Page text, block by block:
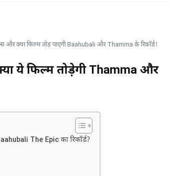
क्या फिल्म तोड़ पाएगी Baahubali और Thamma के रिकॉर्ड!
ये फिल्म तोड़ेगी Thamma और
The Epic का रिकॉर्ड?